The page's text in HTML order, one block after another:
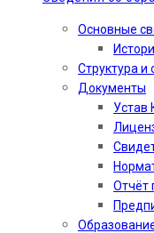
Основные
Структура и
Документы
Устав
Отчёт